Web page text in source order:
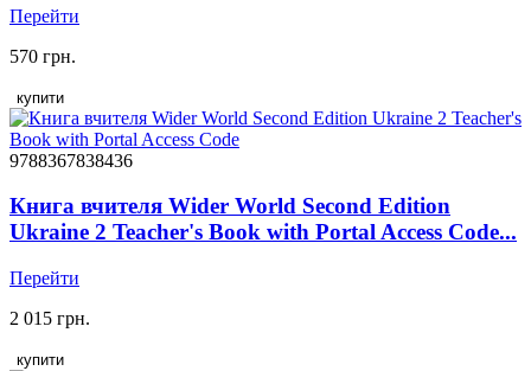
Перейти
570 грн.
купити
9788367838436
Книга вчителя Wider World Second Edition
Ukraine 2 Teacher's Book with Portal Access Code...
Перейти
2 015 грн.
купити